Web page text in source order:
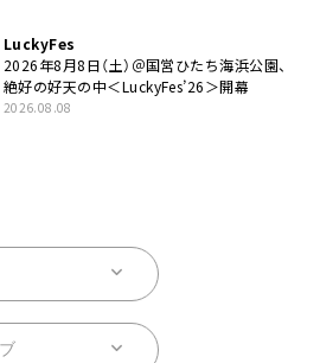
LuckyFes
2026年8月8日（土）＠国営ひたち海浜公園、
絶好の好天の中＜LuckyFes’26＞開幕
2026.08.08